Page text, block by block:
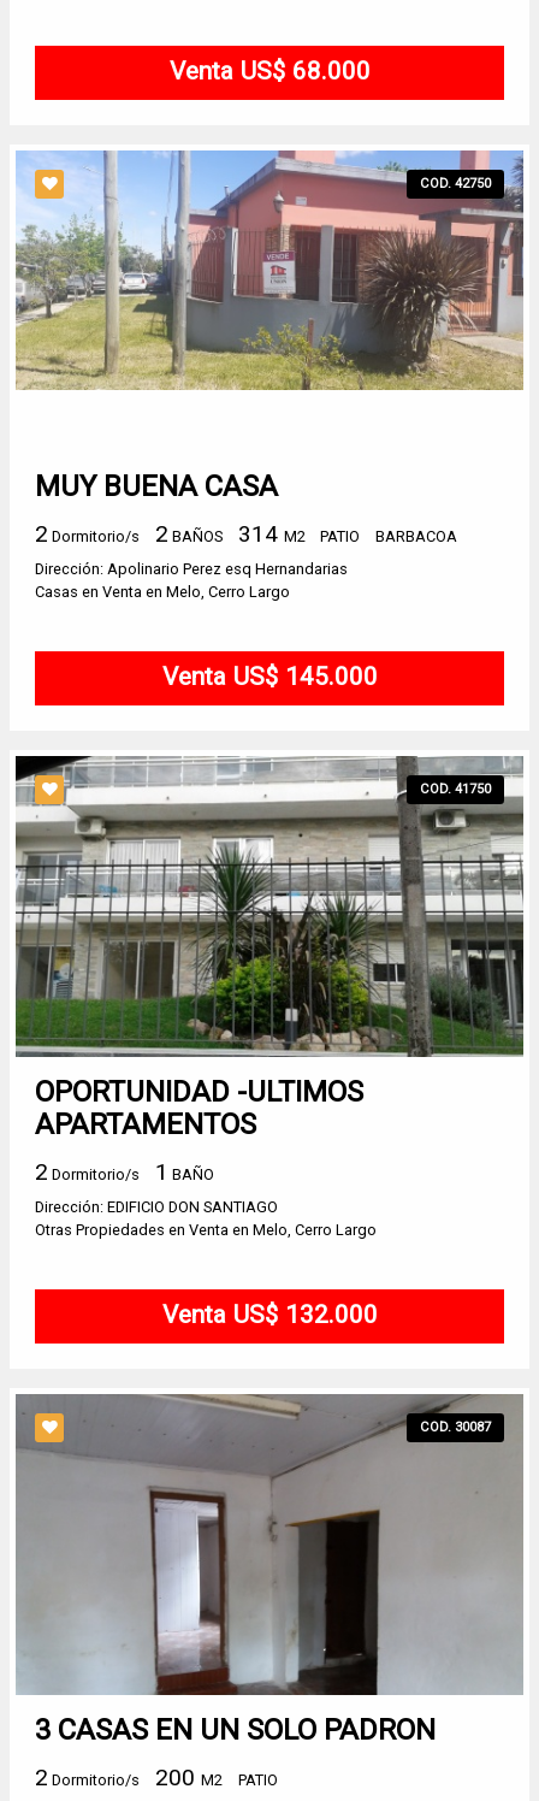
Venta US$ 68.000
COD. 42750
MUY BUENA CASA
2 Dormitorio/s 2 BAÑOS 314 M2 PATIO
BARBACOA
Dirección: Apolinario Perez esq Hernandarias
Casas en Venta en Melo, Cerro Largo
Venta US$ 145.000
COD. 41750
OPORTUNIDAD -ULTIMOS
APARTAMENTOS
2 Dormitorio/s 1 BAÑO
Dirección: EDIFICIO DON SANTIAGO
Otras Propiedades en Venta en Melo, Cerro Largo
Venta US$ 132.000
COD. 30087
3 CASAS EN UN SOLO PADRON
2 Dormitorio/s 200 M2
PATIO